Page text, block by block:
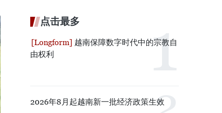
点击最多
越南保障数字时代中的宗教自
由权利
2026年8月起越南新一批经济政策生效